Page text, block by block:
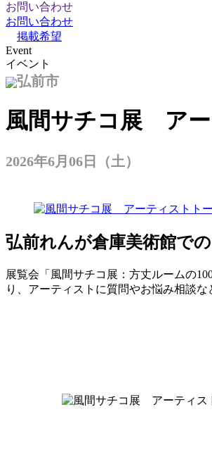
お問い合わせ
お問い合わせ
掲載希望
Event
イベント
弘前市
風間サチコ展 アー
2026年6月06日（土）
弘前れんが倉庫美術館で
展覧会「風間サチコ展：方丈ルームの
り、アーティストに質問やお悩み相談な